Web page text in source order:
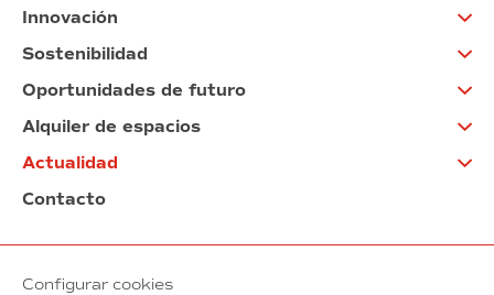
Innovación
Sostenibilidad
Oportunidades de futuro
Alquiler de espacios
Actualidad
Contacto
Configurar cookies